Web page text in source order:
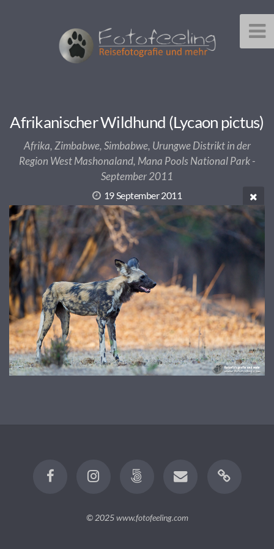
Afrikanischer Wildhund (Lycaon pictus)
Afrika, Zimbabwe, Simbabwe, Urungwe Distrikt in der
Region West Mashonaland, Mana Pools National Park -
September 2011
19 September 2011
© 2025www.fotofeeling.com